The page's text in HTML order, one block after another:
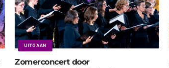
UITGAAN
Zomerconcert door